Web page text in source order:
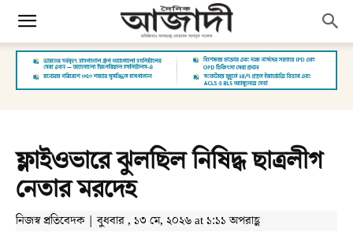
ফ্লাইওভারে ঝুলছিল নিষিদ্ধ ছাত্রলীগ
নেতার মরদেহ
নিজস্ব প্রতিবেদক | বুধবার , ১৩ মে, ২০২৬ at ১:১১ অপরাহ্ণ